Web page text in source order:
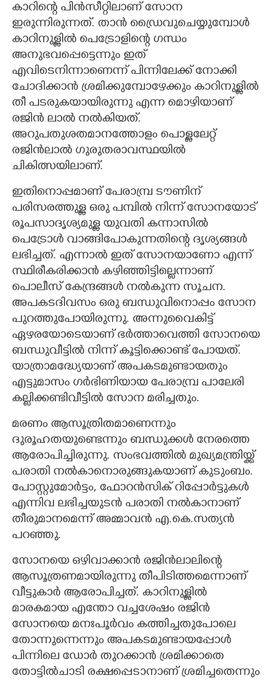
കാറിന്റെ പിൻസീറ്റിലാണ് സോന
ഇരുന്നിരുന്നത്. താൻ ഡ്രൈവുചെയ്യുമ്പോൾ
കാറിനുള്ളിൽ പെട്രോളിന്റെ ഗന്ധം
അനുഭവപ്പെട്ടെന്നും ഇത്
എവിടെനിന്നാണെന്ന് പിന്നിലേക്ക് നോക്കി
ചോദിക്കാൻ ശ്രമിക്കുമ്പോഴേക്കും കാറിനുള്ളിൽ
തീ പടരുകയായിരുന്നു എന്ന മൊഴിയാണ്
രജിൻ ലാൽ നൽകിയത്.
അറുപതുശതമാനത്തോളം പൊള്ളലേറ്റ്
രജിൻലാൽ ഗുരുതരാവസ്ഥയിൽ
ചികിത്സയിലാണ്.
ഇതിനൊപ്പമാണ് പേരാമ്പ്ര ടൗണിന്
പരിസരത്തുള്ള ഒരു പമ്പിൽ നിന്ന് സോനയോട്
രൂപസാദൃശ്യമുള്ള യുവതി കന്നാസിൽ
പെട്രോൾ വാങ്ങിപോകുന്നതിന്റെ ദൃശ്യങ്ങൾ
ലഭിച്ചത്. എന്നാൽ ഇത് സോനയാണോ എന്ന്
സ്ഥിരീകരിക്കാൻ കഴിഞ്ഞിട്ടില്ലെന്നാണ്
പൊലീസ് കേന്ദ്രങ്ങൾ നൽകുന്ന സൂചന.
അപകടദിവസം ഒരു ബന്ധുവിനൊപ്പം സോന
പുറത്തുപോയിരുന്നു. അന്നുവൈകിട്ട്
ഏഴരയോടെയാണ് ഭർത്താവെത്തി സോനയെ
ബന്ധുവീട്ടിൽ നിന്ന് കൂട്ടിക്കൊണ്ട് പോയത്.
യാത്രാമദ്ധ്യേയാണ് അപകടമുണ്ടായതും
എട്ടുമാസം ഗർഭിണിയായ പേരാമ്പ്ര പാലേരി
കല്ലിക്കണ്ടിവീട്ടിൽ സോന മരിച്ചതും.
മരണം ആസൂത്രിതമാണെന്നും
ദുരൂഹതയുണ്ടെന്നും ബന്ധുക്കൾ നേരത്തെ
ആരോപിച്ചിരുന്നു. സംഭവത്തിൽ മുഖ്യമന്ത്രിയ്ക്ക്
പരാതി നൽകാനൊരുങ്ങുകയാണ് കുടുംബം.
പോസ്റ്റുമോർട്ടം, ഫോറൻസിക് റിപ്പോർട്ടുകൾ
എന്നിവ ലഭിച്ചയുടൻ പരാതി നൽകാനാണ്
തീരുമാനമെന്ന് അമ്മാവൻ എ.കെ.സത്യൻ
പറഞ്ഞു.
സോനയെ ഒഴിവാക്കാൻ രജിൻലാലിന്റെ
ആസൂത്രണമായിരുന്നു തീപിടിത്തമെന്നാണ്
വീട്ടുകാർ ആരോപിച്ചത്. കാറിനുള്ളിൽ
മാരകമായ എന്തോ വച്ചശേഷം രജിൻ
സോനയെ മനഃപൂർവം കത്തിച്ചതുപോലെ
തോന്നുന്നെന്നും അപകടമുണ്ടായപ്പോൾ
പിന്നിലെ ഡോർ തുറക്കാൻ ശ്രമിക്കാതെ
തോട്ടിൽചാടി രക്ഷപ്പെടാനാണ് ശ്രമിച്ചതെന്നും